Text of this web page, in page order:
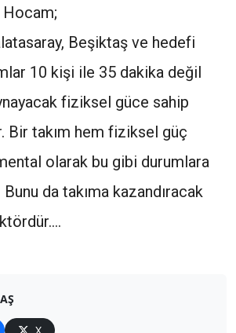
Beşiktaş ve hedefi
10 kişi ile 35 dakika değil
fiziksel güce sahip
Bir takım hem fiziksel güç
olarak bu gibi durumlara
Bunu da takıma kazandıracak